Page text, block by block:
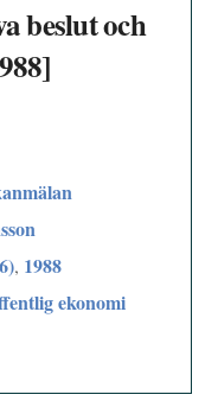
beslut och
, 1988
ekonomi